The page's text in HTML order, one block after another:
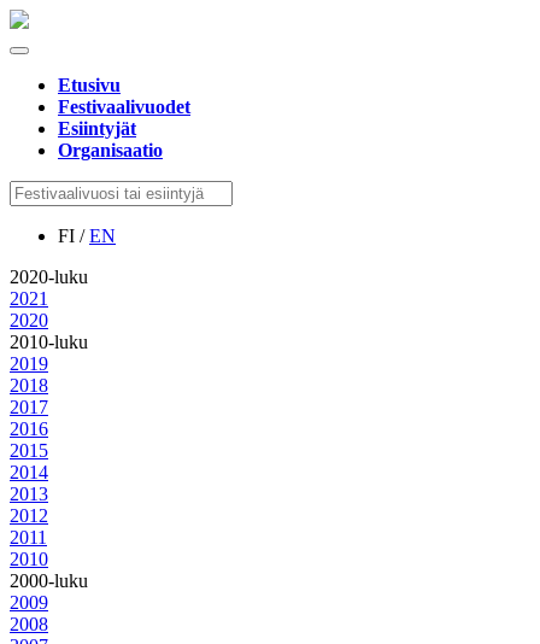
Etusivu
Festivaalivuodet
Esiintyjät
Organisaatio
FI /EN
2020-luku
2021
2020
2010-luku
2019
2018
2017
2016
2015
2014
2013
2012
2011
2010
2000-luku
2009
2008